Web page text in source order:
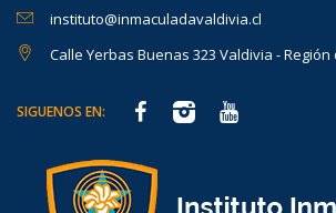
instituto@inmaculadavaldivia.cl
Calle Yerbas Buenas 323 Valdivia - Región
SIGUENOS EN: